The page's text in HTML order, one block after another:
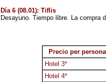
Día 6 (08.01): Tiflis
Desayuno. Tiempo libre. La compra
Precio per
Hotel 3*
Hotel 4*